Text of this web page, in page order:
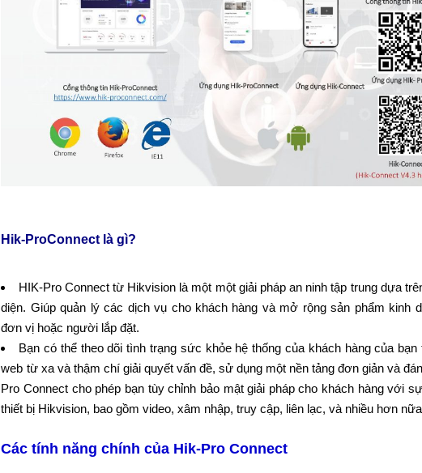
Hik-ProConnect là gì?
HIK-Pro Connect từ Hikvision là một một giải pháp an ninh tập trung dựa
diện. Giúp quản lý các dịch vụ cho khách hàng và mở rộng sản phẩm kinh
đơn vị hoặc người lắp đặt.
Bạn có thể theo dõi tình trạng sức khỏe hệ thống của khách hàng của bạn
web từ xa và thậm chí giải quyết vấn đề, sử dụng một nền tảng đơn giản và
Pro Connect cho phép bạn tùy chỉnh bảo mật giải pháp cho khách hàng với
thiết bị Hikvision, bao gồm video, xâm nhập, truy cập, liên lạc, và nhiều hơn
Các tính năng chính của Hik-Pro Connect